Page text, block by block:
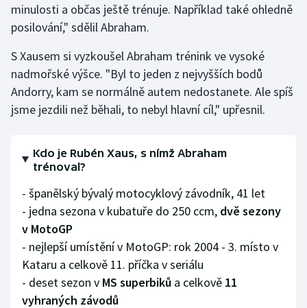
minulosti a občas ještě trénuje. Například také ohledně
posilování," sdělil Abraham.
S Xausem si vyzkoušel Abraham trénink ve vysoké
nadmořské výšce. "Byl to jeden z nejvyšších bodů
Andorry, kam se normálně autem nedostanete. Ale spíš
jsme jezdili než běhali, to nebyl hlavní cíl," upřesnil.
Kdo je Rubén Xaus, s nímž Abraham
trénoval?
- španělský bývalý motocyklový závodník, 41 let
- jedna sezona v kubatuře do 250 ccm, dvě sezony
v MotoGP
- nejlepší umístění v MotoGP: rok 2004 - 3. místo v
Kataru a celkově 11. příčka v seriálu
- deset sezon v MS superbiků a celkově 11
vyhraných závodů